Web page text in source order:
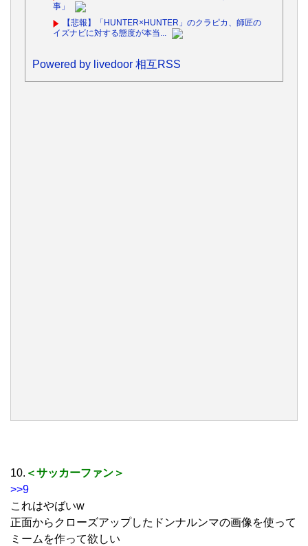
事」
【悲報】「HUNTER×HUNTER」のクラピカ、師匠の
イズナビに対する態度が本当...
Powered by livedoor 相互RSS
10. ＜サッカーファン＞
>>9
これはやばいw
正面からクローズアップしたドンナルンマの画像を使って
ミームを作って欲しい